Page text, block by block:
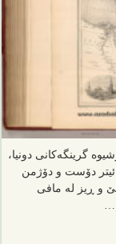
گرینگەکانی دونیا،
ئیتر دۆست و دۆژمن
و ڕیز لە مافی
…